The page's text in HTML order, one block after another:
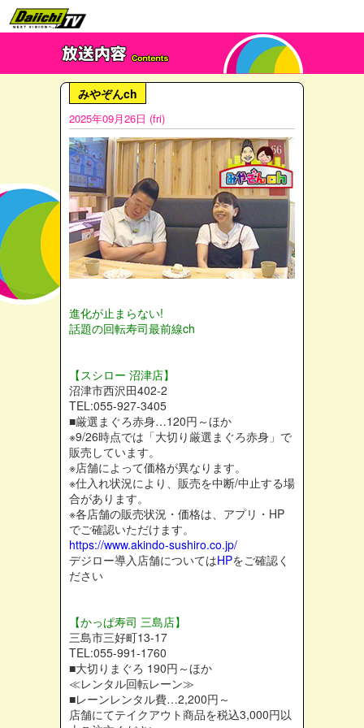
みやぞんch
2025年09月26日 (fri)
進化が止まらない!
話題の回転寿司最前線ch
【スシロー 沼津店】
沼津市西沢田402-2
TEL:055-927-3405
■厳選まぐろ赤身…120円～ほか
※9/26時点では「大切り厳選まぐろ赤身」で
販売しています。
※店舗によって価格が異なります。
※仕入れ状況により、販売を中断/中止する場
合があります。
※各店舗の販売状況・価格は、アプリ・HP
でご確認いただけます。
https://www.akindo-sushiro.co.jp/
デジロー導入店舗についてはHPをご確認く
ださい
【かっぱ寿司 三島店】
三島市三好町13-17
TEL:055-991-1760
■大切りまぐろ 190円～ほか
≪レンタル回転レーン≫
■レーンレンタル費…2,200円～
店舗にてテイクアウト商品を税込3,000円以